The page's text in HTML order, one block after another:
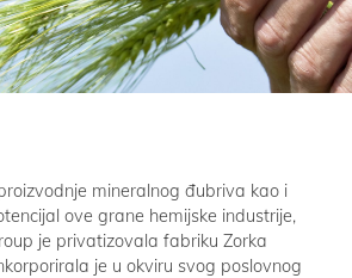
mineralnog đubriva kao i
ove grane hemijske industrije,
je privatizovala fabriku Zorka
je u okviru svog poslovnog